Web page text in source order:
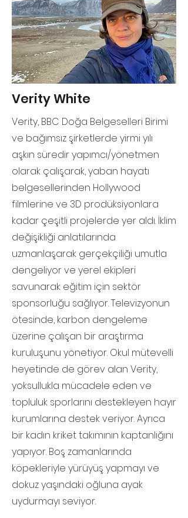
Verity White
Verity, BBC Doğa Belgeselleri Birimi
ve bağımsız şirketlerde yirmi yılı
aşkın süredir yapımcı/yönetmen
olarak çalışarak, yaban hayatı
belgesellerinden Hollywood
filmlerine ve 3D prodüksiyonlara
kadar çeşitli projelerde yer aldı. İklim
değişikliği anlatılarında
uzmanlaşarak gerçekçiliği umutla
dengeliyor ve yerel ekipleri
savunarak eğitim için sektör
sponsorluğu sağlıyor. Televizyonun
ötesinde, karbon dengeleme
üzerine çalışan bir araştırma
kuruluşunu yönetiyor. Okul mütevelli
heyetinde de görev alan Verity,
yoksullukla mücadele eden ve
topluluk sporlarını destekleyen hayır
kurumlarına destek veriyor. Ayrıca
bir kadın kriket takımının kaptanlığını
yapıyor. Boş zamanlarında
köpekleriyle yürüyüş yapmayı ve
dokuz yaşındaki oğluna ayak
uydurmayı seviyor.